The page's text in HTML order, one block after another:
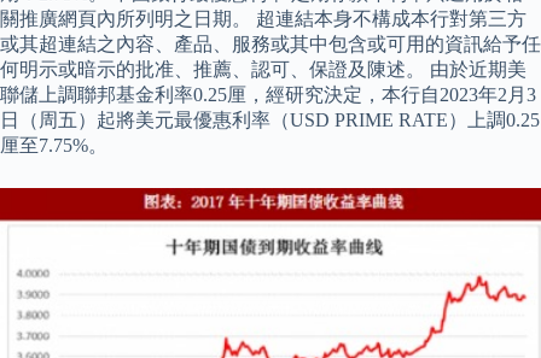
關推廣網頁內所列明之日期。 超連結本身不構成本行對第三方
或其超連結之內容、產品、服務或其中包含或可用的資訊給予任
何明示或暗示的批准、推薦、認可、保證及陳述。 由於近期美
聯儲上調聯邦基金利率0.25厘，經研究決定，本行自2023年2月3
日（周五）起將美元最優惠利率（USD PRIME RATE）上調0.25
厘至7.75%。